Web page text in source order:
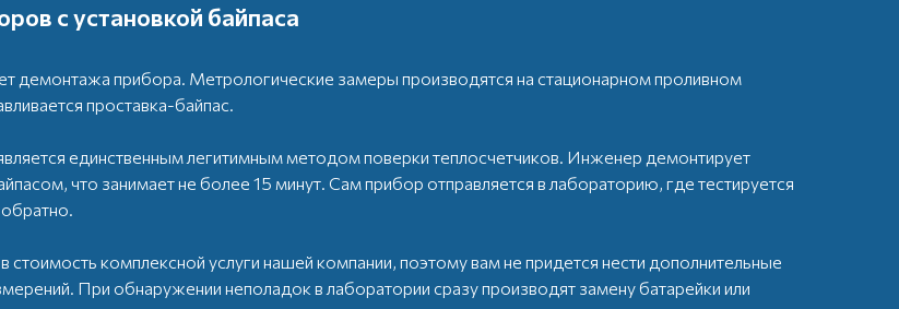
с установкой байпаса
демонтажа прибора. Метрологические замеры производятся на стационарном проливном
проставка-байпас.
единственным легитимным методом поверки теплосчетчиков. Инженер демонтирует
что занимает не более 15 минут. Сам прибор отправляется в лабораторию, где тестируется
комплексной услуги нашей компании, поэтому вам не придется нести дополнительные
При обнаружении неполадок в лаборатории сразу производят замену батарейки или